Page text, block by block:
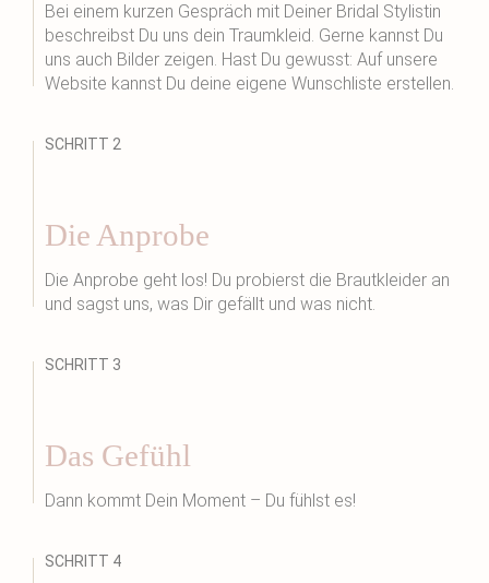
Bei einem kurzen Gespräch mit Deiner Bridal Stylistin
beschreibst Du uns dein Traumkleid. Gerne kannst Du
uns auch Bilder zeigen. Hast Du gewusst: Auf unsere
Website kannst Du deine eigene Wunschliste erstellen.
SCHRITT 2
Die Anprobe
Die Anprobe geht los! Du probierst die Brautkleider an
und sagst uns, was Dir gefällt und was nicht.
SCHRITT 3
Das Gefühl
Dann kommt Dein Moment – Du fühlst es!
SCHRITT 4